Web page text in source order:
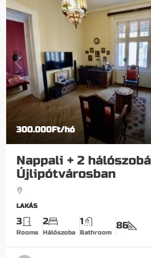
300.000Ft/hó
Nappali + 2
Újlipótvárosban
LAKÁS
3
Rooms
2
Hálószoba
1
Bathroom
86